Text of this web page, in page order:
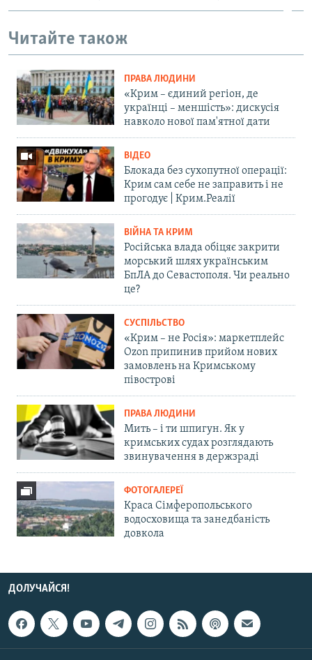
Читайте також
ПРАВА ЛЮДИНИ
«Крим – єдиний регіон, де
українці – меншість»: дискусія
навколо нової пам'ятної дати
ВІДЕО
Блокада без сухопутної операції:
Крим сам себе не заправить і не
прогодує | Крим.Реалії
ВІЙНА ТА КРИМ
Російська влада обіцяє закрити
морський шлях українським
БпЛА до Севастополя. Чи реально
це?
СУСПІЛЬСТВО
«Крим – не Росія»: маркетплейс
Ozon припинив прийом нових
замовлень на Кримському
півострові
ПРАВА ЛЮДИНИ
Мить – і ти шпигун. Як у
кримських судах розглядають
звинувачення в держзраді
ФОТОГАЛЕРЕЇ
Краса Сімферопольського
водосховища та занедбаність
довкола
ДОЛУЧАЙСЯ!